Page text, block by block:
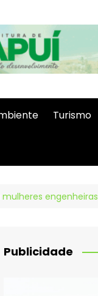
Turismo
engenheiras
Publicidade